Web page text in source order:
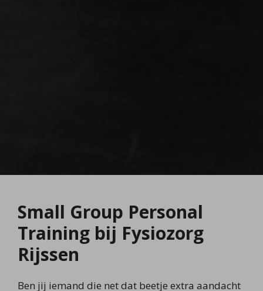
Small Group Personal
Training bij Fysiozorg
Rijssen
Ben jij iemand die net dat beetje extra aandacht